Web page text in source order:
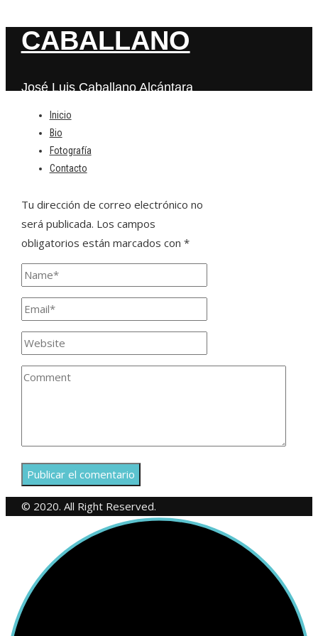
CABALLANO
José Luis Caballano Alcántara
Inicio
Bio
Fotografía
Contacto
Deja una respuesta
Tu dirección de correo electrónico no
será publicada. Los campos
obligatorios están marcados con *
© 2020. All Right Reserved.